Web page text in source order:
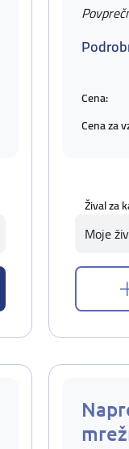
Cena:
Cena za
Žival za
Moje